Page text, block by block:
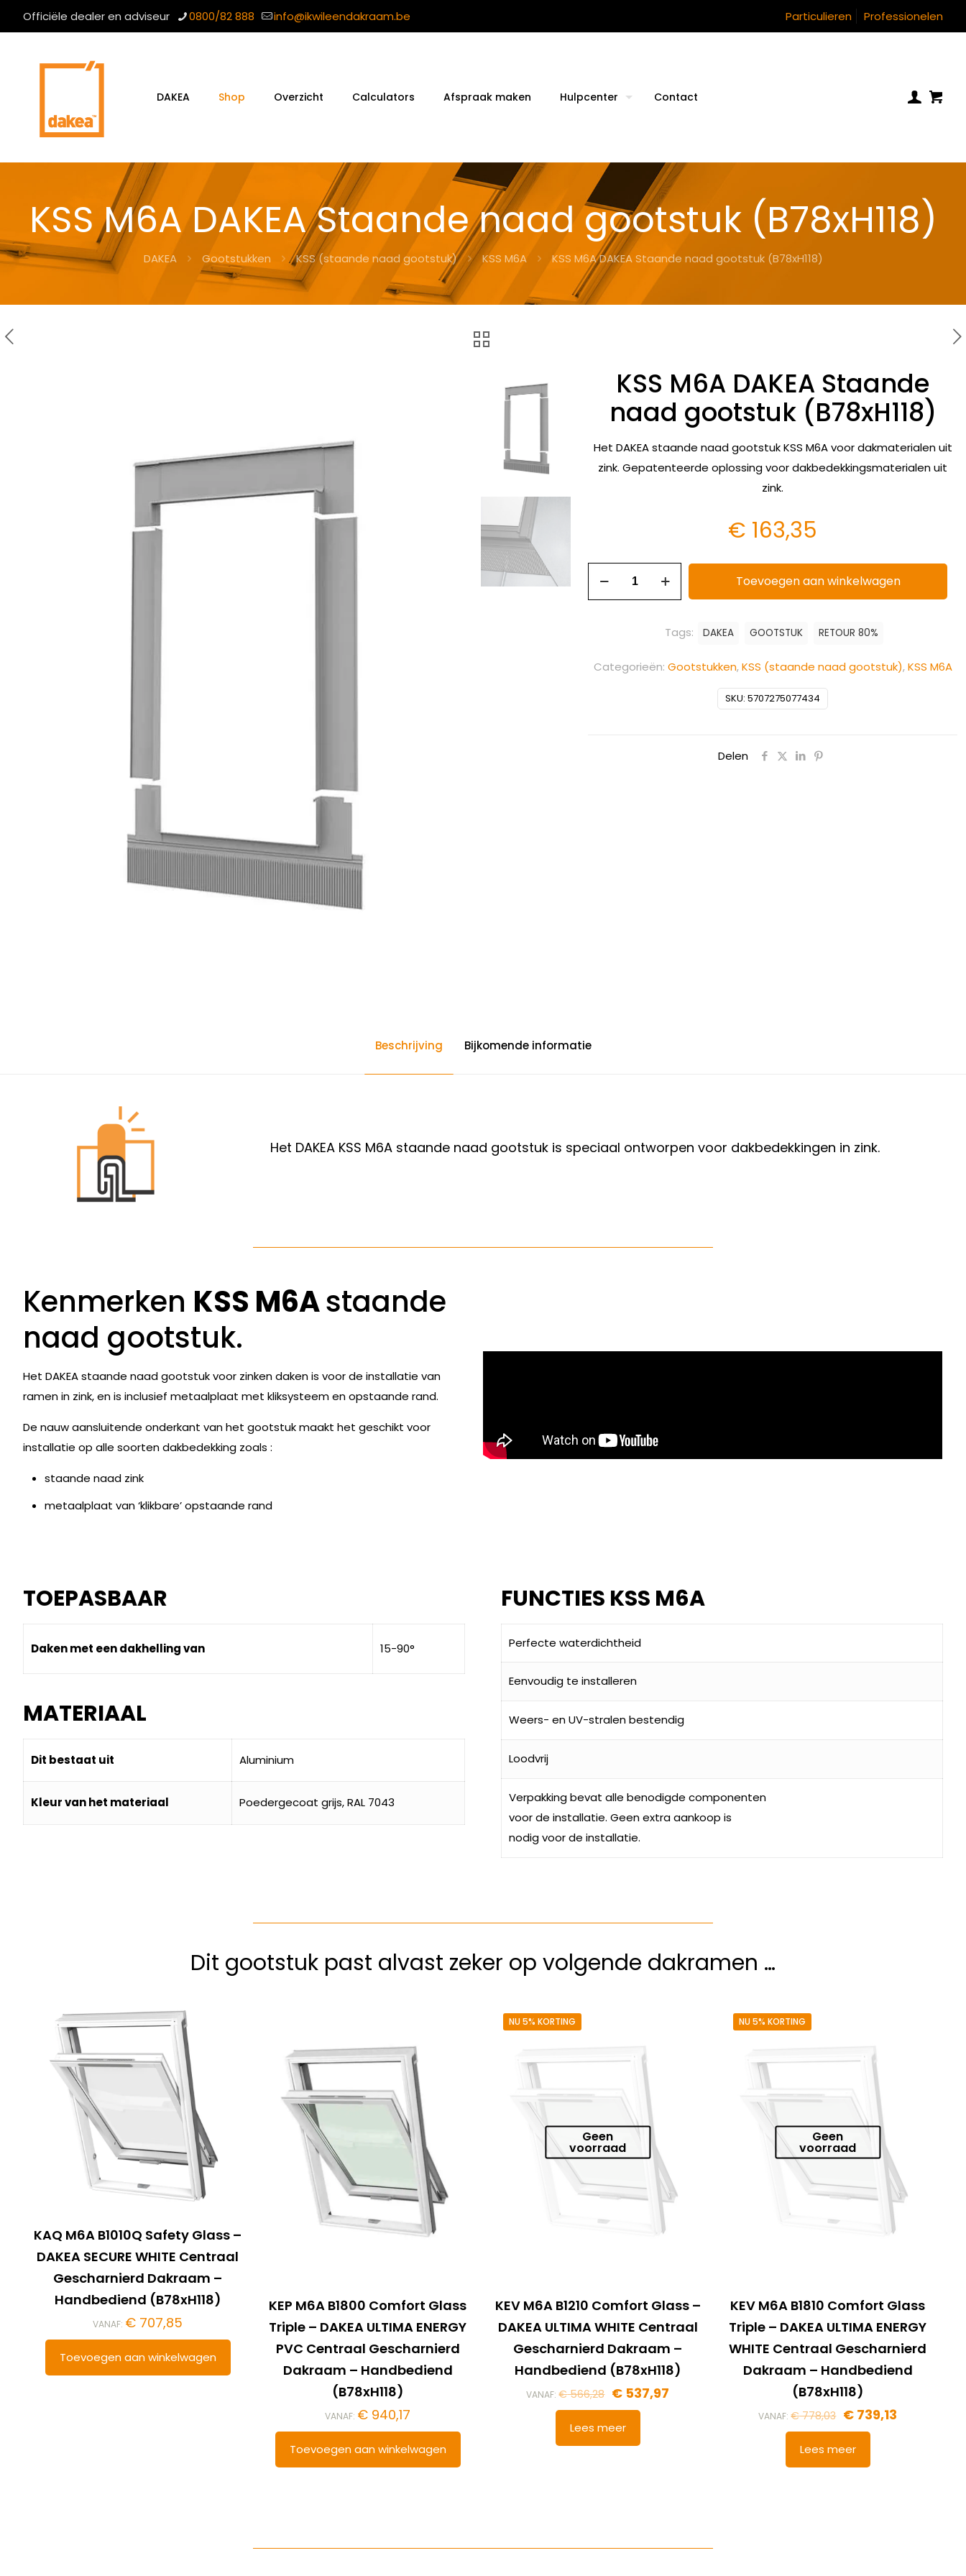
Officiële dealer en adviseur 0800/82 888 info@ikwileendakraam.be Particulieren Professionelen
DAKEA Shop Overzicht Calculators Afspraak maken Hulpcenter Contact
KSS M6A DAKEA Staande naad gootstuk (B78xH118)
DAKEA Gootstukken KSS (staande naad gootstuk) KSS M6A KSS M6A DAKEA Staande naad gootstuk (B78xH118)
KSS M6A DAKEA Staande
naad gootstuk (B78xH118)
Het DAKEA staande naad gootstuk KSS M6A voor dakmaterialen uit
zink. Gepatenteerde oplossing voor dakbedekkingsmaterialen uit
zink.
€ 163,35
Toevoegen aan winkelwagen
SKU:5707275077434
Categorieën: Gootstukken,KSS (staande naad gootstuk),KSS M6A
Tags: DAKEA GOOTSTUK RETOUR 80%
Delen
Beschrijving Bijkomende informatie
Het DAKEA KSS M6A staande naad gootstuk is speciaal ontworpen voor dakbedekkingen in zink.
Kenmerken KSS M6Astaande
naad gootstuk.
Het DAKEA staande naad gootstuk voor zinken daken is voor de installatie van
ramen in zink, en is inclusief metaalplaat met kliksysteem en opstaande rand.
De nauw aansluitende onderkant van het gootstuk maakt het geschikt voor
installatie op alle soorten dakbedekking zoals :
staande naad zink
metaalplaat van ‘klikbare’ opstaande rand
TOEPASBAAR
Daken met een dakhelling van 15-90°
MATERIAAL
Dit bestaat uit Aluminium
Kleur van het materiaal Poedergecoat grijs, RAL 7043
FUNCTIES KSS M6A
Perfecte waterdichtheid
Eenvoudig te installeren
Weers- en UV-stralen bestendig
Loodvrij
Verpakking bevat alle benodigde componenten
voor de installatie. Geen extra aankoop is
nodig voor de installatie.
Dit gootstuk past alvast zeker op volgende dakramen …
KAQ M6A B1010Q Safety Glass –
DAKEA SECURE WHITE Centraal
Gescharnierd Dakraam –
Handbediend (B78xH118)
VANAF: € 707,85
Toevoegen aan winkelwagen
KEP M6A B1800 Comfort Glass
Triple – DAKEA ULTIMA ENERGY
PVC Centraal Gescharnierd
Dakraam – Handbediend
(B78xH118)
VANAF: € 940,17
Toevoegen aan winkelwagen
NU 5% KORTING
Geen
voorraad
KEV M6A B1210 Comfort Glass –
DAKEA ULTIMA WHITE Centraal
Gescharnierd Dakraam –
Handbediend (B78xH118)
VANAF:€566,28 € 537,97
Lees meer
NU 5% KORTING
Geen
voorraad
KEV M6A B1810 Comfort Glass
Triple – DAKEA ULTIMA ENERGY
WHITE Centraal Gescharnierd
Dakraam – Handbediend
(B78xH118)
VANAF:€778,03 € 739,13
Lees meer